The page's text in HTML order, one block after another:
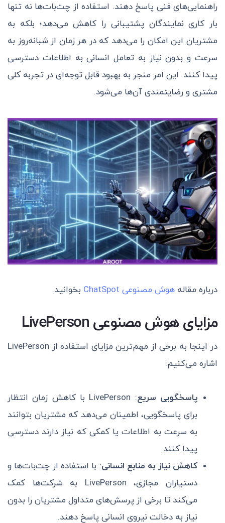
راهنمایی‌های فنی پاسخ دهند. استفاده از چت‌بات‌ها نه تنها
بار کاری نمایندگان پشتیبانی را کاهش می‌دهد؛ بلکه به
مشتریان این امکان را می‌دهد که در هر زمان از شبانه‌روز به
سرعت و بدون نیاز به تعامل انسانی به اطلاعات دسترسی
پیدا کنند. این امر منجر به بهبود قابل توجه‌ای در تجربه کلی
مشتری و رضایتمندی آن‌ها می‌شود.
درباره مقاله هوش مصنوعی ChatSpot بخوانید.
مزایای هوش مصنوعی LivePerson
در اینجا به برخی از مهم‌ترین مزایای استفاده از LivePerson
اشاره می‌کنیم:
پاسخگویی سریع
: LivePerson با کاهش زمان انتظار
برای پاسخگویی، اطمینان می‌دهد که مشتریان بتوانند
به سرعت به اطلاعات یا کمکی که نیاز دارند دسترسی
پیدا کنند.
کاهش نیاز به منابع انسانی: با استفاده از چت‌بات‌ها و
دستیاران مجازی، LivePerson به شرکت‌ها کمک
می‌کند تا برخی از پرسش‌های متداول مشتریان را بدون
نیاز به دخالت نیروی انسانی پاسخ دهند.